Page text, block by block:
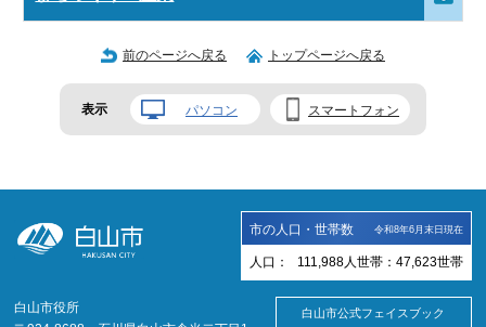
前のページへ戻る トップページへ戻る
表示 パソコン スマートフォン
市の人口・世帯数 令和8年6月末日現在
人口： 111,988 人 世帯： 47,623世帯
白山市役所
白山市公式フェイスブック